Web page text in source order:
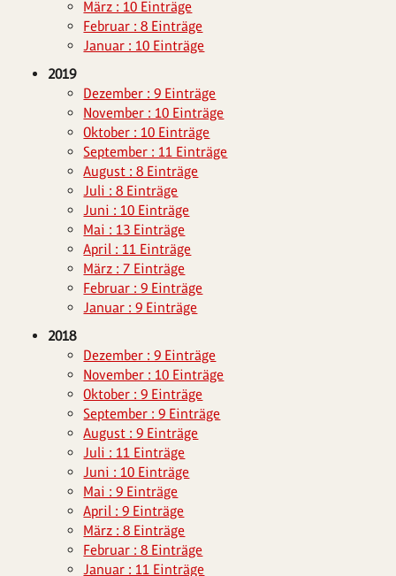
März : 10 Einträge
Februar : 8 Einträge
Januar : 10 Einträge
2019
Dezember : 9 Einträge
November : 10 Einträge
Oktober : 10 Einträge
September : 11 Einträge
August : 8 Einträge
Juli : 8 Einträge
Juni : 10 Einträge
Mai : 13 Einträge
April : 11 Einträge
März : 7 Einträge
Februar : 9 Einträge
Januar : 9 Einträge
2018
Dezember : 9 Einträge
November : 10 Einträge
Oktober : 9 Einträge
September : 9 Einträge
August : 9 Einträge
Juli : 11 Einträge
Juni : 10 Einträge
Mai : 9 Einträge
April : 9 Einträge
März : 8 Einträge
Februar : 8 Einträge
Januar : 11 Einträge